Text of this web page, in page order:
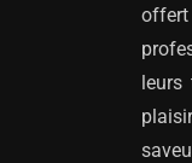
leurs